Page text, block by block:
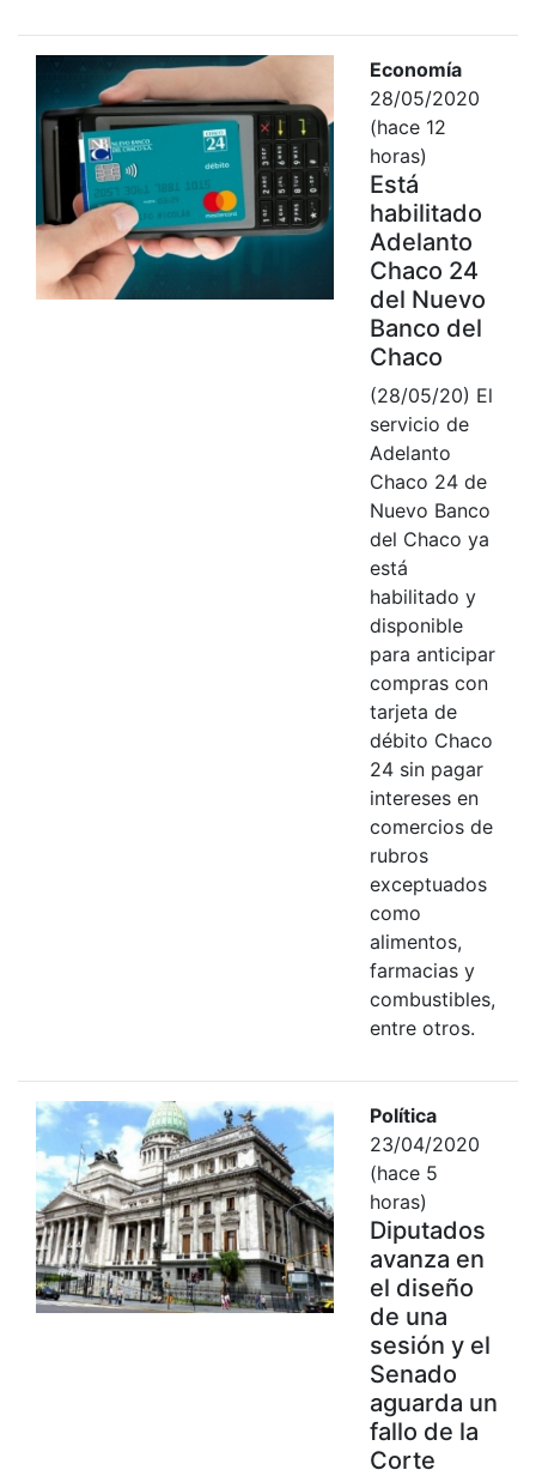
Economía
28/05/2020
(hace 12
horas)
Está
habilitado
Adelanto
Chaco 24
del Nuevo
Banco del
Chaco
(28/05/20) El
servicio de
Adelanto
Chaco 24 de
Nuevo Banco
del Chaco ya
está
habilitado y
disponible
para anticipar
compras con
tarjeta de
débito Chaco
24 sin pagar
intereses en
comercios de
rubros
exceptuados
como
alimentos,
farmacias y
combustibles,
entre otros.
Política
23/04/2020
(hace 5
horas)
Diputados
avanza en
el diseño
de una
sesión y el
Senado
aguarda un
fallo de la
Corte